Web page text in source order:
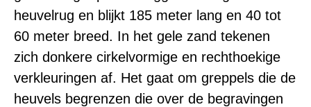
heuvelrug en blijkt 185 meter lang en 40 tot
60 meter breed. In het gele zand tekenen
zich donkere cirkelvormige en rechthoekige
verkleuringen af. Het gaat om greppels die de
heuvels begrenzen die over de begravingen